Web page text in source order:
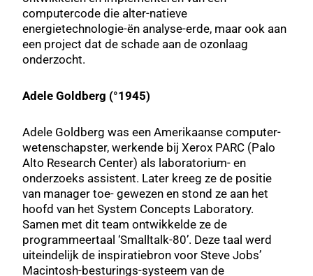
computercode die alter-natieve
energietechnologie-ën analyse-erde, maar ook aan
een project dat de schade aan de ozonlaag
onderzocht.
Adele Goldberg (°1945)
Adele Goldberg was een Amerikaanse computer-
wetenschapster, werkende bij Xerox PARC (Palo
Alto Research Center) als laboratorium- en
onderzoeks assistent. Later kreeg ze de positie
van manager toe- gewezen en stond ze aan het
hoofd van het System Concepts Laboratory.
Samen met dit team ontwikkelde ze de
programmeertaal ‘Smalltalk-80’. Deze taal werd
uiteindelijk de inspiratiebron voor Steve Jobs’
Macintosh-besturings-systeem van de